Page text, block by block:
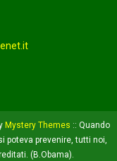
Mystery Themes :: Quando
poteva prevenire, tutti noi,
(B.Obama).